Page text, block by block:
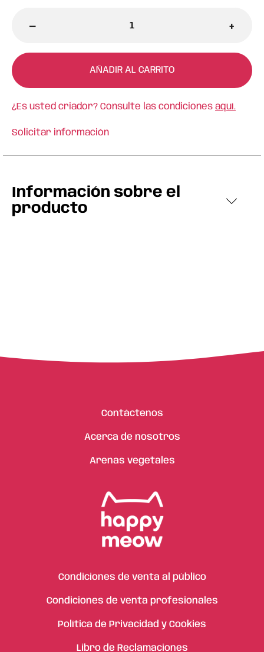
- +
AÑADIR AL CARRITO
¿Es usted criador? Consulte las condiciones aquí.
Solicitar información
Información sobre el
producto
Contáctenos
Acerca de nosotros
Arenas vegetales
Condiciones de venta al público
Condiciones de venta profesionales
Política de Privacidad y Cookies
Libro de Reclamaciones